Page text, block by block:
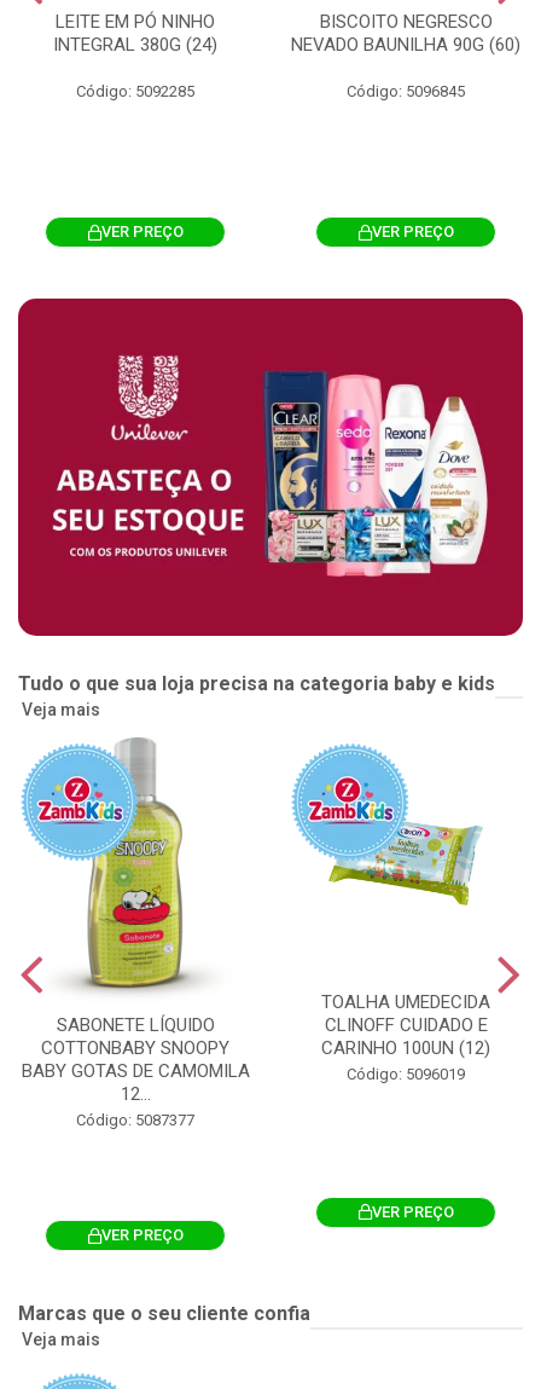
LEITE EM PÓ NINHO
INTEGRAL 380G (24)
Código: 5092285
VER PREÇO
BISCOITO NEGRESCO
NEVADO BAUNILHA 90G (60)
Código: 5096845
VER PREÇO
Tudo o que sua loja precisa na categoria baby e kids
Veja mais
SABONETE LÍQUIDO
COTTONBABY SNOOPY
BABY GOTAS DE CAMOMILA
12...
Código: 5087377
VER PREÇO
TOALHA UMEDECIDA
CLINOFF CUIDADO E
CARINHO 100UN (12)
Código: 5096019
VER PREÇO
Marcas que o seu cliente confia
Veja mais